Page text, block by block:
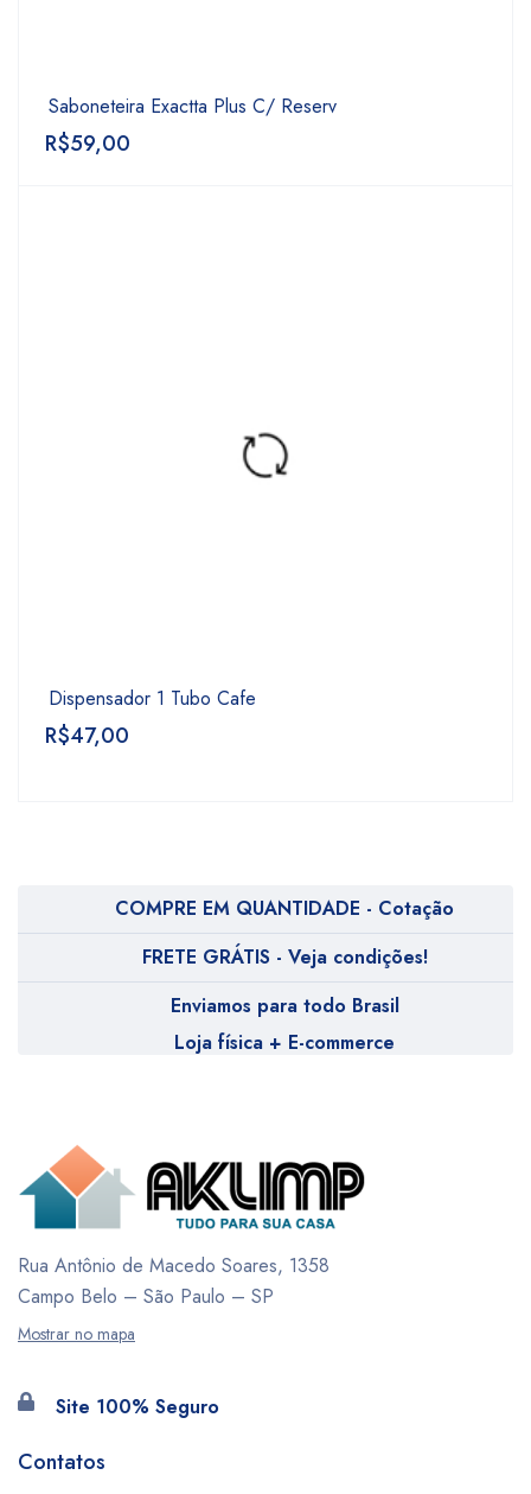
Saboneteira Exactta Plus C/ Reserv
R$59,00
Dispensador 1 Tubo Cafe
R$47,00
COMPRE EM QUANTIDADE - Cotação
FRETE GRÁTIS - Veja condições!
Enviamos para todo Brasil
Loja física + E-commerce
Rua Antônio de Macedo Soares, 1358
Campo Belo – São Paulo – SP
Mostrar no mapa
Site 100% Seguro
Contatos